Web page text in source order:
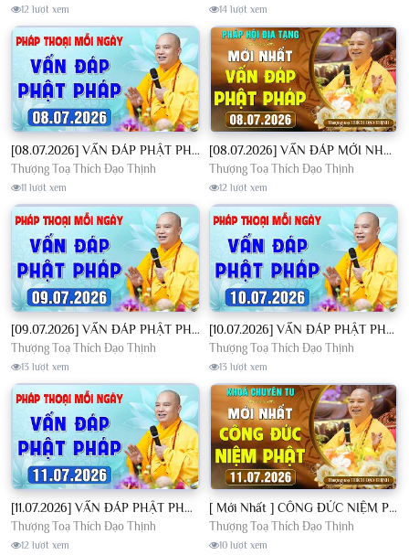
12 lượt xem 14 lượt xem
[08.07.2026] VẤN ĐÁP PHẬT PHÁP - Nghe Thầy giảng Pháp mỗi ngày CÔNG ĐỨC VÔ LƯỢNG│TT. Thích Đạo Thịnh
Thượng Toạ Thích Đạo Thịnh
11 lượt xem
[08.07.2026] VẤN ĐÁP MỚI NHẤT - Pháp Hội Địa Tạng Chùa Khai Nguyên | TT. Thích Đạo Thịnh
Thượng Toạ Thích Đạo Thịnh
12 lượt xem
[09.07.2026] VẤN ĐÁP PHẬT PHÁP - Nghe Thầy giảng Pháp mỗi ngày CÔNG ĐỨC VÔ LƯỢNG│TT. Thích Đạo Thịnh
Thượng Toạ Thích Đạo Thịnh
13 lượt xem
[10.07.2026] VẤN ĐÁP PHẬT PHÁP - Nghe Thầy giảng Pháp mỗi ngày CÔNG ĐỨC VÔ LƯỢNG│TT. Thích Đạo Thịnh
Thượng Toạ Thích Đạo Thịnh
13 lượt xem
[11.07.2026] VẤN ĐÁP PHẬT PHÁP - Nghe Thầy giảng Pháp mỗi ngày CÔNG ĐỨC VÔ LƯỢNG│TT. Thích Đạo Thịnh
Thượng Toạ Thích Đạo Thịnh
12 lượt xem
[ Mới Nhất ] CÔNG ĐỨC NIỆM PHẬT - Khoá Chuyên Tu Chùa Khai Nguyên 11/07/2026 | TT. Thích Đạo Thịnh
Thượng Toạ Thích Đạo Thịnh
10 lượt xem